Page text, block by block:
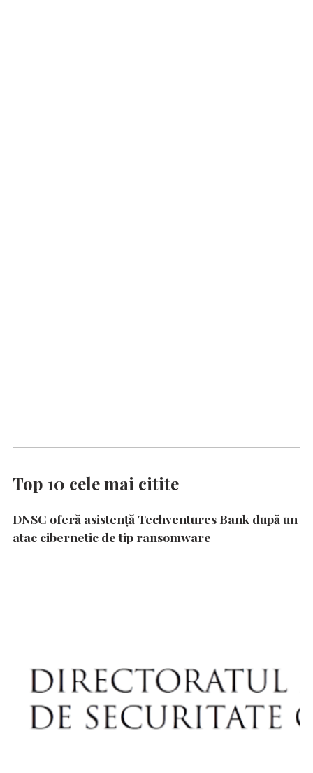
Top 10 cele mai citite
DNSC oferă asistență Techventures Bank după un
atac cibernetic de tip ransomware